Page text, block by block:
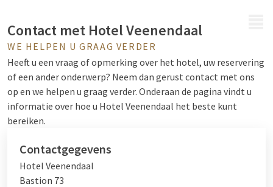
Contact met Hotel Veenendaal
WE HELPEN U GRAAG VERDER
Heeft u een vraag of opmerking over het hotel, uw reservering
of een ander onderwerp? Neem dan gerust contact met ons
op en we helpen u graag verder. Onderaan de pagina vindt u
informatie over hoe u Hotel Veenendaal het beste kunt
bereiken.
Contactgegevens
Hotel Veenendaal
Bastion 73